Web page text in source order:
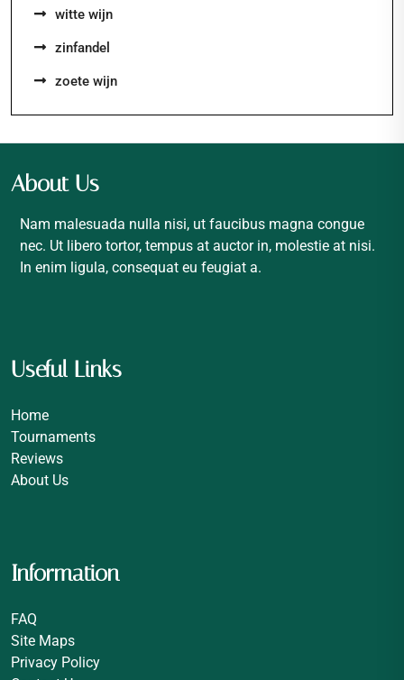
witte wijn
zinfandel
zoete wijn
About Us
Nam malesuada nulla nisi, ut faucibus magna congue
nec. Ut libero tortor, tempus at auctor in, molestie at nisi.
In enim ligula, consequat eu feugiat a.
Useful Links
Home
Tournaments
Reviews
About Us
Information
FAQ
Site Maps
Privacy Policy